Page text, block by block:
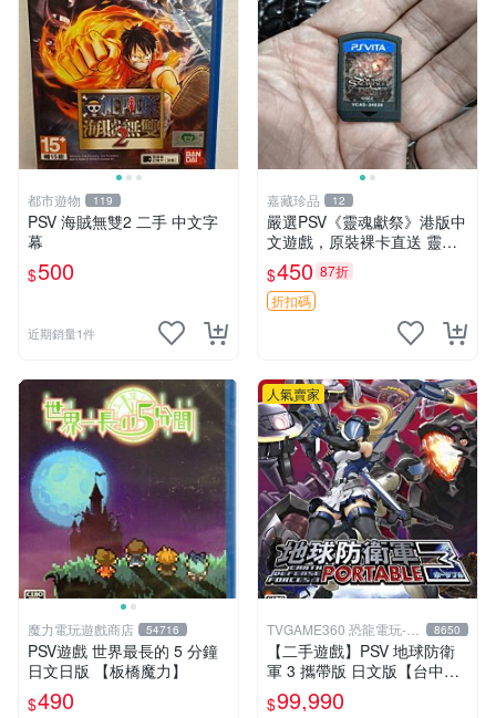
都市遊物 119
PSV 海賊無雙2 二手 中文字
幕
$500
近期銷量1件
嘉藏珍品 12
嚴選PSV《靈魂獻祭》港版中
文遊戲，原裝裸卡直送 靈魂
獻祭 PSV 游戲 卡帶
$450 87折
折扣碼
魔力電玩遊戲商店 54716
PSV遊戲 世界最長的 5 分鐘
日文日版 【板橋魔力】
$490
人氣賣家
TVGAME360 恐龍電玩-台
中店
8650
【二手遊戲】PSV 地球防衛
軍 3 攜帶版 日文版【台中恐
龍電玩】
$99,990